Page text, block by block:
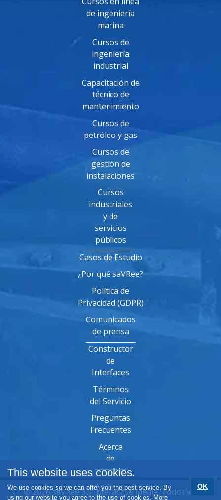
de ingeniería
marina
Cursos de
ingeniería
industrial
Capacitación de
técnico de
mantenimiento
Cursos de
petróleo y gas
Cursos de
gestión de
instalaciones
Cursos
industriales
y de
servicios
públicos
Casos de Estudio
¿Por qué saVRee?
Política de
Privacidad (GDPR)
Comunicados
de prensa
Constructor
de
Interfaces
Términos
del Servicio
Preguntas
Frecuentes
Acerca
de
© 2026 saVRee 3D Interactive Media. Todos los
This website uses cookies.
We use cookies so we can offer you the best service. By
using our website you agree to the use of cookies. More
OK